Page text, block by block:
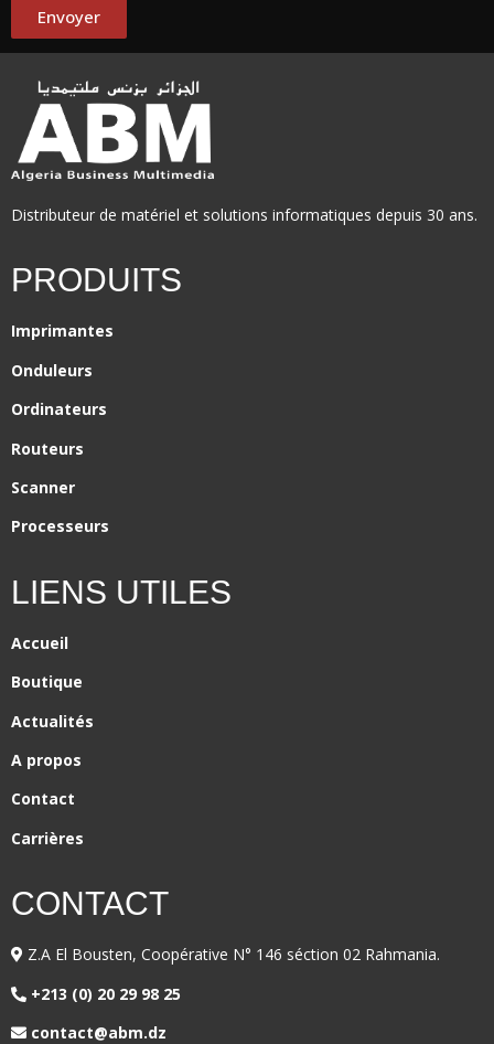
Envoyer
Distributeur de matériel et solutions informatiques depuis 30 ans.
PRODUITS
Imprimantes
Onduleurs
Ordinateurs
Routeurs
Scanner
Processeurs
LIENS UTILES
Accueil
Boutique
Actualités
A propos
Contact
Carrières
CONTACT
Z.A El Bousten, Coopérative N° 146 séction 02 Rahmania.
+213 (0) 20 29 98 25
contact@abm.dz